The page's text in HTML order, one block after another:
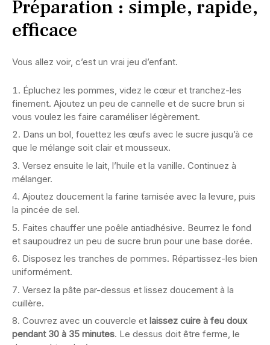
Préparation : simple, rapide,
efficace
Vous allez voir, c’est un vrai jeu d’enfant.
Épluchez les pommes, videz le cœur et tranchez-les
finement. Ajoutez un peu de cannelle et de sucre brun si
vous voulez les faire caraméliser légèrement.
Dans un bol, fouettez les œufs avec le sucre jusqu’à ce
que le mélange soit clair et mousseux.
Versez ensuite le lait, l’huile et la vanille. Continuez à
mélanger.
Ajoutez doucement la farine tamisée avec la levure, puis
la pincée de sel.
Faites chauffer une poêle antiadhésive. Beurrez le fond
et saupoudrez un peu de sucre brun pour une base dorée.
Disposez les tranches de pommes. Répartissez-les bien
uniformément.
Versez la pâte par-dessus et lissez doucement à la
cuillère.
Couvrez avec un couvercle et laissez cuire à feu doux
pendant 30 à 35 minutes. Le dessus doit être ferme, le